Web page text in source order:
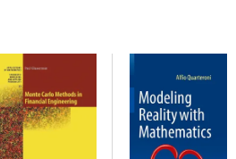
stochastic differential
algorithms, and topics in
relevant to machine
to clarify issues in numerical
applications, and presenting
in mathematics and data